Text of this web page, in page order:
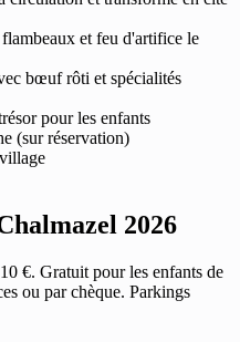
et feu d'artifice le
bœuf rôti et spécialités
pour les enfants
(sur réservation)
2026
€. Gratuit pour les enfants de
ou par chèque. Parkings